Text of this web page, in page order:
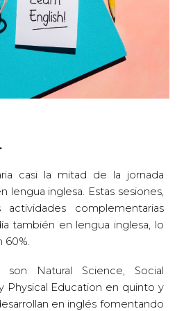
casi la mitad de la jornada
lengua inglesa. Estas sesiones,
actividades complementarias
también en lengua inglesa, lo
60%.
son Natural Science, Social
Physical Education en quinto y
en inglés fomentando